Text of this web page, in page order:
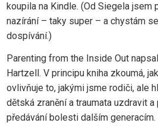
koupila na Kindle. (Od Siegela jsem
nazírání – taky super – a chystám
dospívání.)
Parenting from the Inside Out
Hartzell. V principu kniha zkoumá,
ovlivňuje to, jakými jsme rodiči, ale
dětská zranění a traumata uzdravit
předávání bolesti dalším